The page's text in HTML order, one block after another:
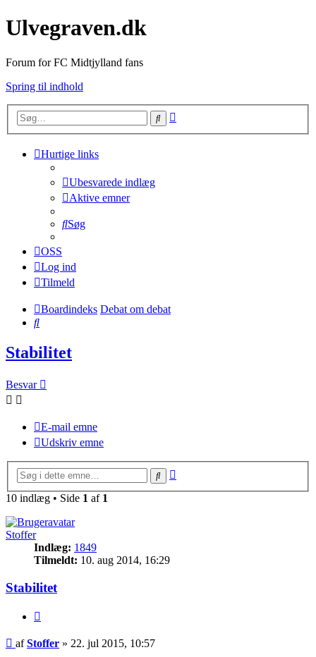
Ulvegraven.dk
Forum for FC Midtjylland fans
Spring til indhold
Søg
Hurtige links
Ubesvarede indlæg
Aktive emner
Søg
OSS
Log ind
Tilmeld
Boardindeks Debat om debat
Søg
Stabilitet
Besvar
E-mail emne
Udskriv emne
Søg
10 indlæg • Side 1 af 1
Stoffer
Indlæg: 1849
Tilmeldt: 10. aug 2014, 16:29
Stabilitet
Indlæg
afStoffer » 22. jul 2015, 10:57